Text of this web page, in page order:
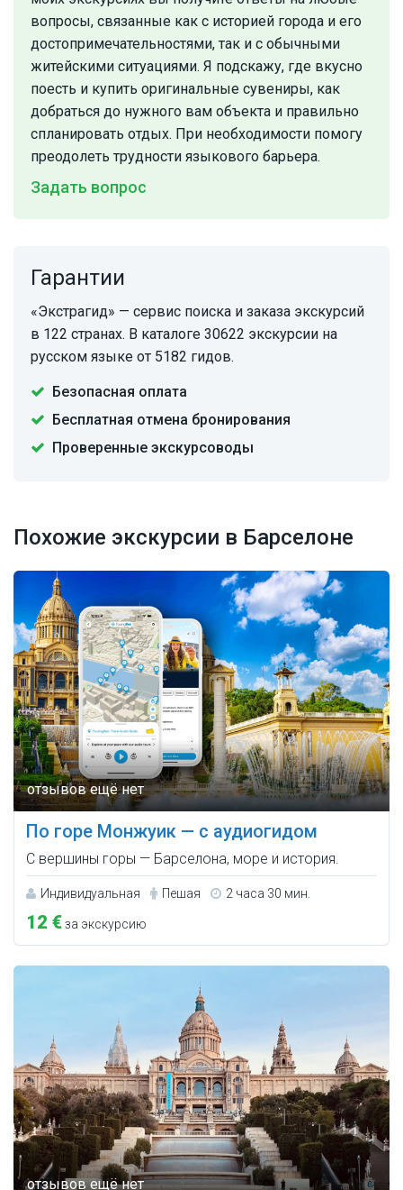
вопросы, связанные как с историей города и его
достопримечательностями, так и с обычными
житейскими ситуациями. Я подскажу, где вкусно
поесть и купить оригинальные сувениры, как
добраться до нужного вам объекта и правильно
спланировать отдых. При необходимости помогу
преодолеть трудности языкового барьера.
Задать вопрос
Гарантии
«Экстрагид» — сервис поиска и заказа экскурсий
в 122 странах. В каталоге 30622 экскурсии на
русском языке от 5182 гидов.
Безопасная оплата
Бесплатная отмена бронирования
Проверенные экскурсоводы
Похожие экскурсии в Барселоне
По горе Монжуик — с аудиогидом
С вершины горы — Барселона, море и история.
Индивидуальная Пешая 2 часа 30 мин.
12 €за экскурсию